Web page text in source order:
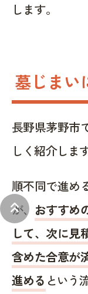
keyboard_double_arrow_up
します。
墓じまい
長野県茅野市
しく紹介します
順不同で進め
が、 おすすめ
して、次に見
含めた合意が
進める という